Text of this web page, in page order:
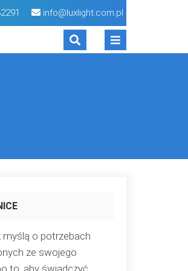
info@luxlight.com.pl
myślą o potrzebach
ze swojego